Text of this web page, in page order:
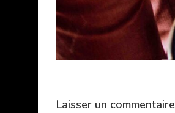
Laisser un commentaire